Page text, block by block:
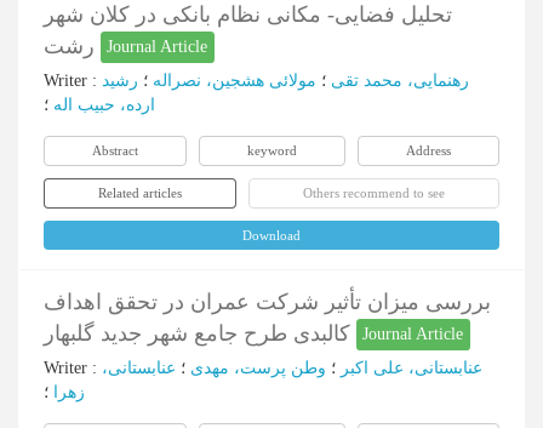
تحلیل فضایی- مکانی نظام بانکی در کلان شهر
Journal Article
Writer : رهنمایی، محمد تقی ؛ مولائی هشجین، نصراله ؛ رشید
ارده، حبیب اله ؛
Abstract keyword Address
Related articles Others recommend to see
Download
بررسی میزان تأثیر شرکت عمران در تحقق اهداف
Journal Article
Writer : عنابستانی، علی اکبر ؛ وطن پرست، مهدی ؛ عنابستانی،
زهرا
؛